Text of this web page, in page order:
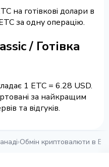
на готівкові долари в
за одну операцію.
/ Готівка
1 ETC = 6.28 USD.
за найкращим
та відгуків.
›Обмін криптовалюти в